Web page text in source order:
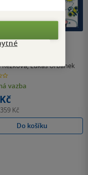
fair play
,Lukáš Urbánek
vazba
359 Kč
Do košíku